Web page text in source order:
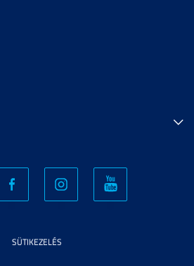
SÜTIKEZELÉS